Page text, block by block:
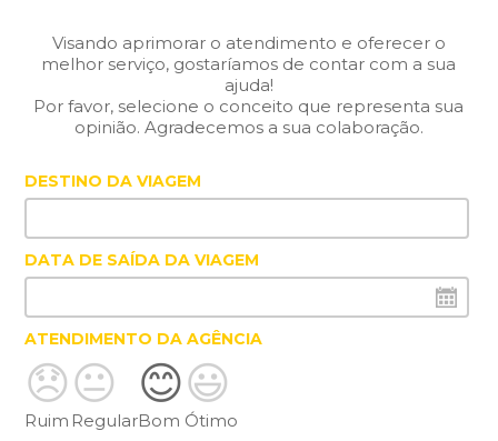
Visando aprimorar o atendimento e oferecer o
melhor serviço, gostaríamos de contar com a sua
ajuda!
Por favor, selecione o conceito que representa sua
opinião. Agradecemos a sua colaboração.
DESTINO DA VIAGEM
DATA DE SAÍDA DA VIAGEM
ATENDIMENTO DA AGÊNCIA
😞
Ruim
😐
Regular
😊
Bom
😃
Ótimo